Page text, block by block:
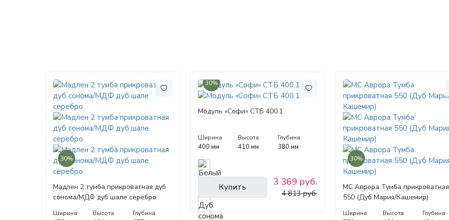
30%
Мадлен 2 тумба прикроватная дуб
сонома/МДФ дуб шале серебро
Ширина Высота Глубина
30%
Модуль «Софи» СТБ 400.1
Ширина
400 мм
Высота
410 мм
Глубина
380 мм
Купить 3 369 руб.
4 813 руб.
30%
МС Аврора Тумба прикроватная
550 (Дуб Мария/Кашемир)
Ширина Высота Глубина